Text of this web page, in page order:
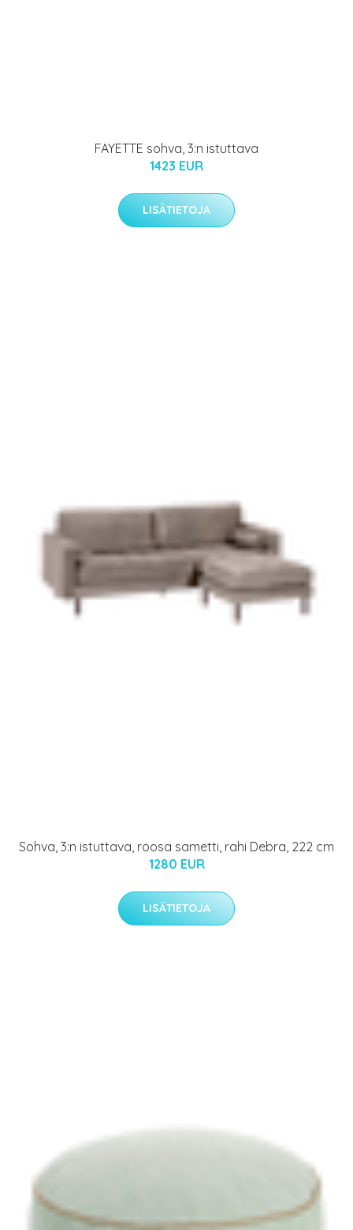
FAYETTE sohva, 3:n istuttava
1423 EUR
LISÄTIETOJA
Sohva, 3:n istuttava, roosa sametti, rahi Debra, 222 cm
1280 EUR
LISÄTIETOJA